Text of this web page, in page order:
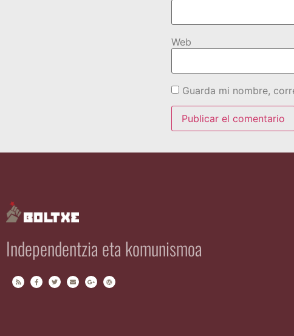
Web
Guarda mi nombre,
Independentzia eta komunismoa